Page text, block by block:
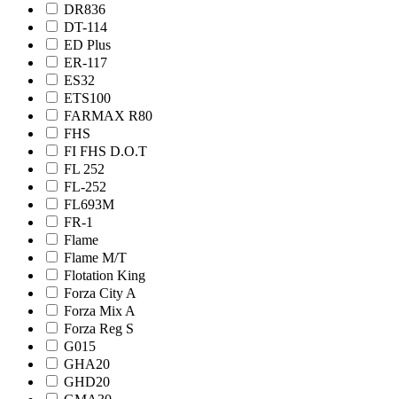
DR836
DT-114
ED Plus
ER-117
ES32
ETS100
FARMAX R80
FHS
FI FHS D.O.T
FL 252
FL-252
FL693M
FR-1
Flame
Flame М/Т
Flotation King
Forza City A
Forza Mix A
Forza Reg S
G015
GHA20
GHD20